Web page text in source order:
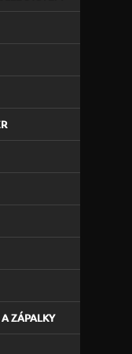
ZÁPALKY